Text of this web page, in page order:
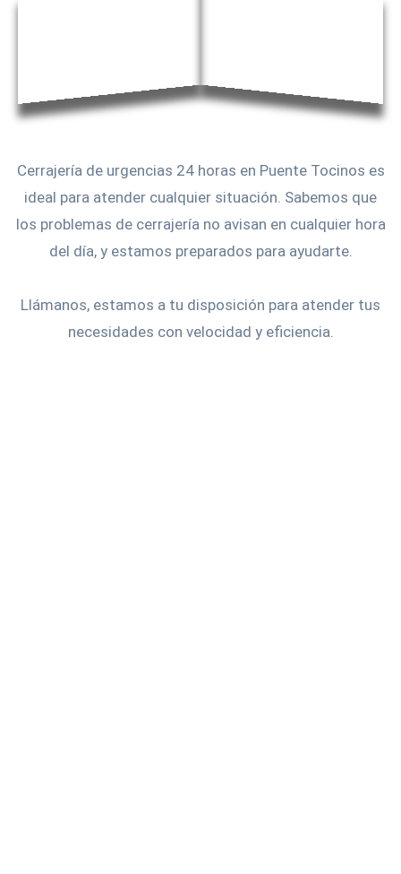
Cerrajería de urgencias 24 horas en Puente Tocinos es
ideal para atender cualquier situación. Sabemos que
los problemas de cerrajería no avisan en cualquier hora
del día, y estamos preparados para ayudarte.
Llámanos, estamos a tu disposición para atender tus
necesidades con velocidad y eficiencia.